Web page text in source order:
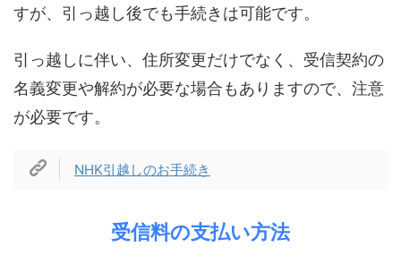
すが、引っ越し後でも手続きは可能です。
引っ越しに伴い、住所変更だけでなく、受信契約の
名義変更や解約が必要な場合もありますので、注意
が必要です。
NHK引越しのお手続き
受信料の支払い方法